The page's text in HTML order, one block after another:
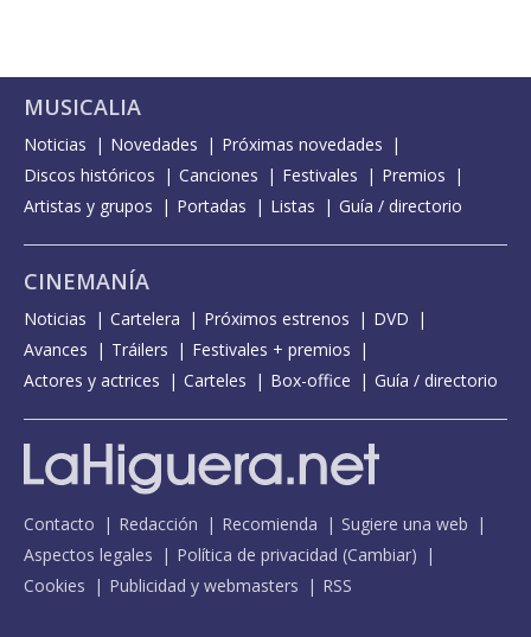
MUSICALIA
Noticias Novedades
Próximas novedades
Discos históricos
Canciones Festivales
Premios
Artistas y grupos
Portadas Listas Guía / directorio
CINEMANÍA
Noticias Cartelera Próximos estrenos
DVD
Avances
Tráilers
Festivales + premios
Actores y actrices
Carteles Box-office Guía / directorio
Contacto Redacción Recomienda
Sugiere una web
Aspectos legales
Política de privacidad (Cambiar)
Cookies
Publicidad y webmasters RSS